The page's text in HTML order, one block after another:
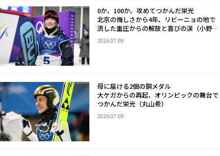
0か、100か。攻めてつかんだ栄光
北京の悔しさから4年、リビーニョの地で
流した重圧からの解放と喜びの涙（小野光
希）
2026.07.09
母に届ける2個の銅メダル
大ケガからの再起、オリンピックの舞台で
つかんだ栄光（丸山希）
2026.07.09